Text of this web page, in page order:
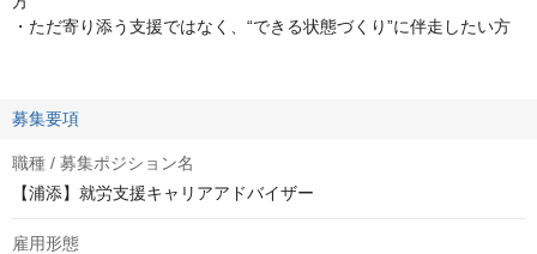
・ただ寄り添う支援ではなく、“できる状態づくり”に伴走したい方
募集要項
職種 / 募集ポジション名
【浦添】就労支援キャリアアドバイザー
雇用形態